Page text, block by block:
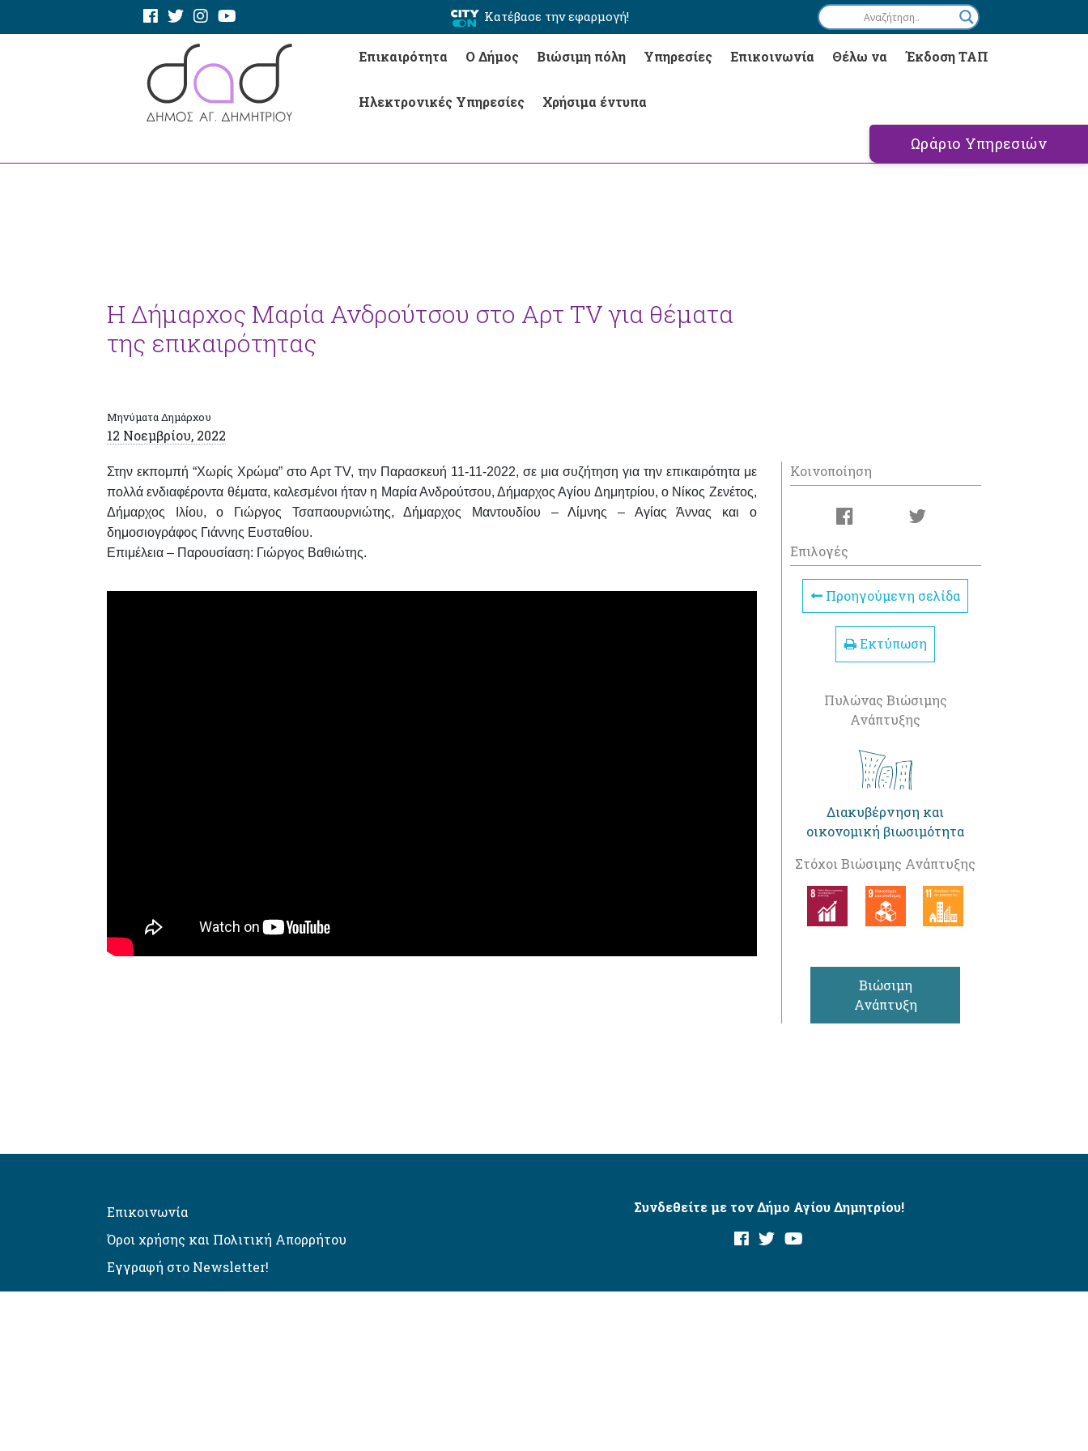
Κατέβασε την εφαρμογή!
Επικαιρότητα Ο Δήμος Βιώσιμη πόλη Υπηρεσίες Επικοινωνία Θέλω να Έκδοση ΤΑΠ
Ηλεκτρονικές Υπηρεσίες Χρήσιμα έντυπα
Ωράριο Υπηρεσιών
Η Δήμαρχος Μαρία Ανδρούτσου στο Αρτ TV για θέματα
της επικαιρότητας
Μηνύματα Δημάρχου
12 Νοεμβρίου, 2022
Στην εκπομπή “Χωρίς Χρώμα” στο Αρτ TV, την Παρασκευή 11-11-2022, σε μια συζήτηση για την επικαιρότητα με
πολλά ενδιαφέροντα θέματα, καλεσμένοι ήταν η Μαρία Ανδρούτσου, Δήμαρχος Αγίου Δημητρίου, ο Νίκος Ζενέτος,
Δήμαρχος Ιλίου, ο
Γιώργος Τσαπαουρνιώτης, Δήμαρχος Μαντουδίου – Λίμνης – Αγίας Άννας και ο
δημοσιογράφος Γιάννης Ευσταθίου.
Επιμέλεια – Παρουσίαση: Γιώργος Βαθιώτης.
Κοινοποίηση
Επιλογές
Προηγούμενη σελίδα
Εκτύπωση
Πυλώνας Βιώσιμης
Ανάπτυξης
Διακυβέρνηση και
οικονομική βιωσιμότητα
Στόχοι Βιώσιμης Ανάπτυξης
Βιώσιμη
Ανάπτυξη
Επικοινωνία
Όροι χρήσης και Πολιτική Απορρήτου
Εγγραφή στο Newsletter!
Συνδεθείτε με τον Δήμο Αγίου Δημητρίου!